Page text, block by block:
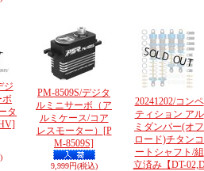
ジ
ボ
タ
PM-8509S/デジタ
ルミニサーボ（ア
ルミケース/コア
レスモーター） [P
M-8509S]
9,999円(税込)
20241202/コンペ
ティション アル
ミダンパー(オフ
ロード)チタンコ
ートシャフト/組
立済み【DT-